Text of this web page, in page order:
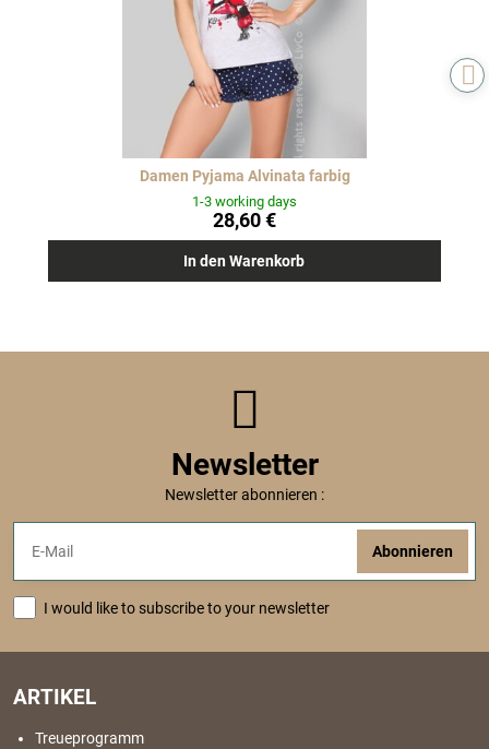
Damen Pyjama Alvinata farbig
1-3 working days
28,60 €
In den Warenkorb
Newsletter
Newsletter abonnieren :
Abonnieren
I would like to subscribe to your newsletter
ARTIKEL
Treueprogramm